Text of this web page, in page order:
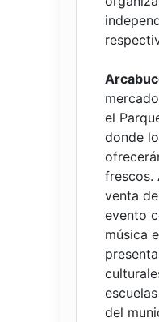
el
donde
frescos.
venta
evento
música
del